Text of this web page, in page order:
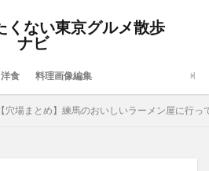
洋食 料理画像編集
【穴場まとめ】練馬のおいしいラーメン屋に行っ